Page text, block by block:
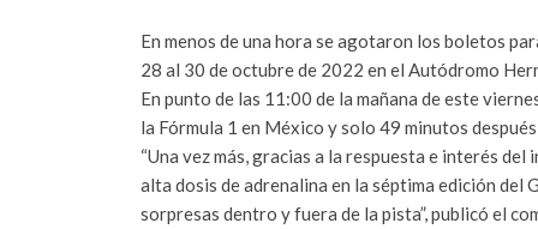
En menos de una hora se agotaron los boletos
28 al 30 de octubre de 2022 en el Autódromo
En punto de las 11:00 de la mañana de este
la Fórmula 1 en México y solo 49 minutos después
“Una vez más, gracias a la respuesta e interés
alta dosis de adrenalina en la séptima edición del
sorpresas dentro y fuera de la pista”, publicó el